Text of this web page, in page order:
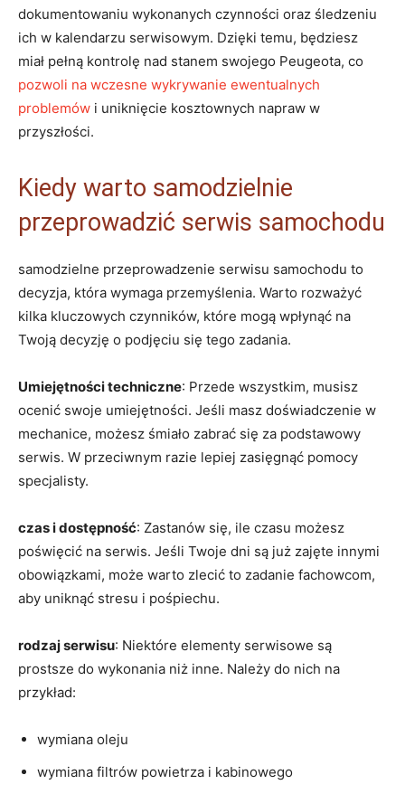
dokumentowaniu wykonanych czynności oraz śledzeniu
ich w kalendarzu serwisowym. Dzięki temu, będziesz
miał pełną kontrolę nad stanem swojego Peugeota, co
pozwoli na wczesne wykrywanie ewentualnych
problemów i uniknięcie kosztownych napraw w
przyszłości.
Kiedy warto samodzielnie
przeprowadzić serwis samochodu
samodzielne przeprowadzenie serwisu samochodu to
decyzja, która wymaga przemyślenia. Warto rozważyć
kilka kluczowych czynników, które mogą wpłynąć na
Twoją decyzję o podjęciu się tego zadania.
Umiejętności techniczne: Przede wszystkim, musisz
ocenić swoje umiejętności. Jeśli masz doświadczenie w
mechanice, możesz śmiało zabrać się za podstawowy
serwis. W przeciwnym razie lepiej zasięgnąć pomocy
specjalisty.
czas i dostępność: Zastanów się, ile czasu możesz
poświęcić na serwis. Jeśli Twoje dni są już zajęte innymi
obowiązkami, może warto zlecić to zadanie fachowcom,
aby uniknąć stresu i pośpiechu.
rodzaj serwisu: Niektóre elementy serwisowe są
prostsze do wykonania niż inne. Należy do nich na
przykład:
wymiana oleju
wymiana filtrów powietrza i kabinowego